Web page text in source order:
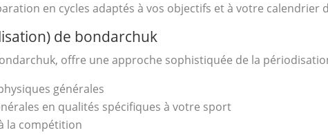
en cycles adaptés à vos objectifs et à votre calendrier
de bondarchuk
offre une approche sophistiquée de la
générales
en qualités spécifiques à votre sport
la compétition